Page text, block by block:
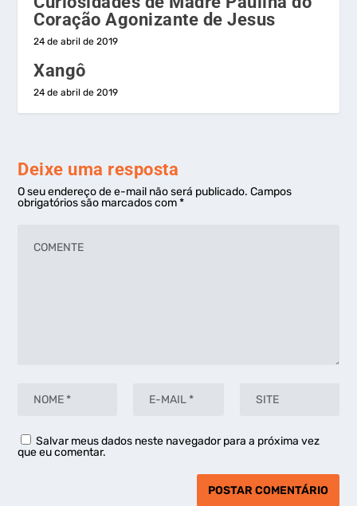
Coração Agonizante de Jesus
24 de abril de 2019
Xangô
24 de abril de 2019
Deixe uma resposta
O seu endereço de e-mail não será publicado. Campos
obrigatórios são marcados com*
Salvar meus dados neste navegador para a próxima vez
que eu comentar.